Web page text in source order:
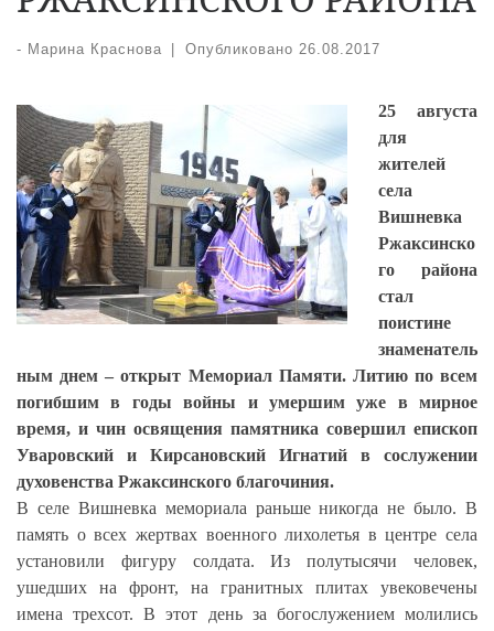
- Марина Краснова Опубликовано 26.08.2017
25 августа
для
жителей
села
Вишневка
Ржаксинско
го района
стал
поистине
знаменатель
ным днем – открыт Мемориал Памяти. Литию по всем
погибшим в годы войны и умершим уже в мирное
время, и чин освящения памятника совершил епископ
Уваровский и Кирсановский Игнатий в сослужении
духовенства Ржаксинского благочиния.
В селе Вишневка мемориала раньше никогда не было. В
память о всех жертвах военного лихолетья в центре села
установили фигуру солдата. Из полутысячи человек,
ушедших на фронт, на гранитных плитах увековечены
имена трехсот. В этот день за богослужением молились